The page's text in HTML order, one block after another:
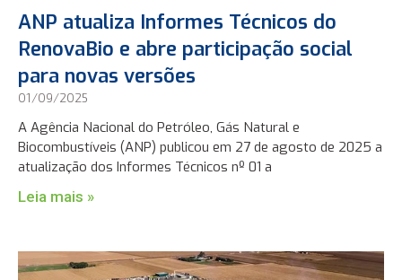
ANP atualiza Informes Técnicos do
RenovaBio e abre participação social
para novas versões
01/09/2025
A Agência Nacional do Petróleo, Gás Natural e
Biocombustíveis (ANP) publicou em 27 de agosto de 2025 a
atualização dos Informes Técnicos nº 01 a
Leia mais »